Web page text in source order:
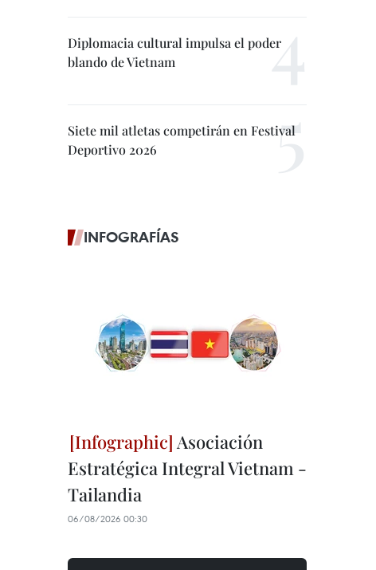
Diplomacia cultural impulsa el poder
blando de Vietnam
Siete mil atletas competirán en Festival
Deportivo 2026
INFOGRAFÍAS
Asociación
Estratégica Integral Vietnam -
Tailandia
06/08/2026 00:30